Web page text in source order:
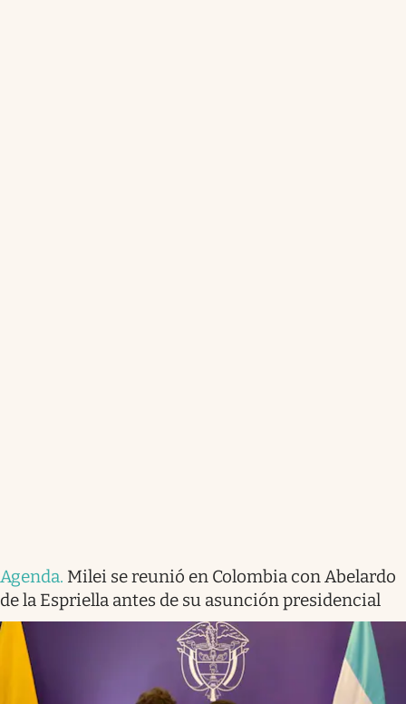
Agenda. Milei se reunió en Colombia con Abelardo
de la Espriella antes de su asunción presidencial